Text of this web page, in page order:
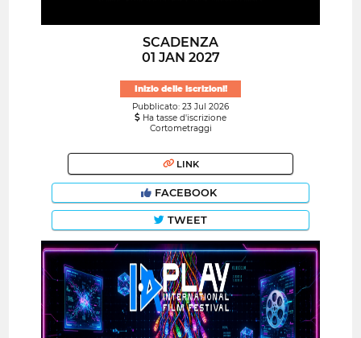
SCADENZA
01 JAN 2027
Inizio delle iscrizioni!
Pubblicato: 23 Jul 2026
Ha tasse d'iscrizione
Cortometraggi
LINK
FACEBOOK
TWEET